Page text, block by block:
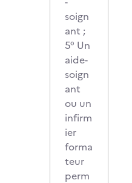
soign
ant ;
5° Un
aide-
soign
ant
ou un
infirm
ier
forma
teur
perm